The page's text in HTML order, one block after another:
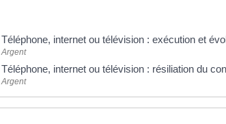
Téléphone, internet ou télévision : exécution et
Argent
Téléphone, internet ou télévision : résiliation du
Argent